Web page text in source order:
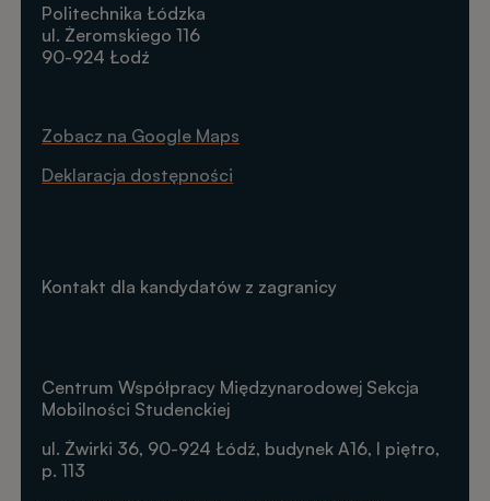
Politechnika Łódzka
ul. Żeromskiego 116
90-924 Łodź
Zobacz na Google Maps
Deklaracja dostępności
Kontakt dla kandydatów z zagranicy
Centrum Współpracy Międzynarodowej Sekcja
Mobilności Studenckiej
ul. Żwirki 36, 90-924 Łódź, budynek A16, I piętro,
p. 113